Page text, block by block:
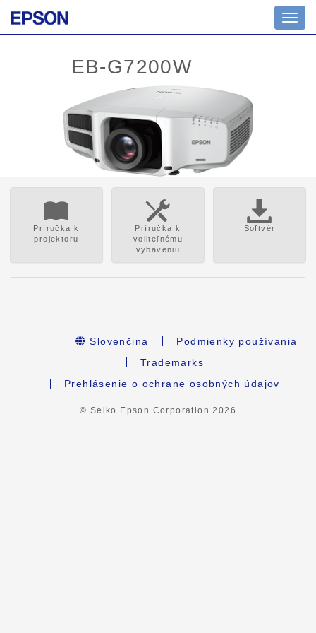
Príručka k
projektoru
Príručka k
voliteľnému
vybaveniu
Softvér
Slovenčina
Podmienky používania
Trademarks
Prehlásenie o ochrane osobných údajov
© Seiko Epson Corporation 2026